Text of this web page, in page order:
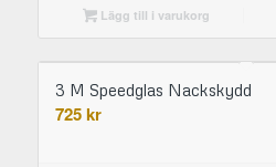
Lägg till i varukorg
3 M Speedglas Nackskydd
725kr